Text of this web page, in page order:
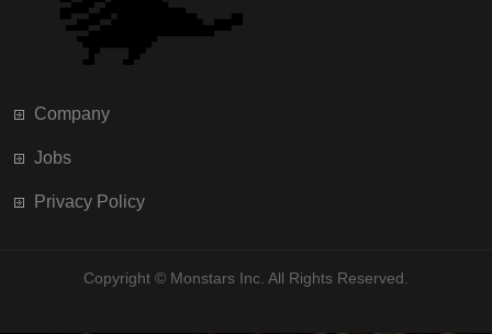
Company
Jobs
Privacy Policy
Copyright © Monstars Inc. All Rights Reserved.